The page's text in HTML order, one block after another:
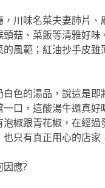
川味名菜夫妻肺片
菇、菜飯等清雅好
風範；紅油抄手皮
色的湯品，說這是
口，這酸湯牛還真
椒跟青花椒，在經
只有真正用心的店
應?